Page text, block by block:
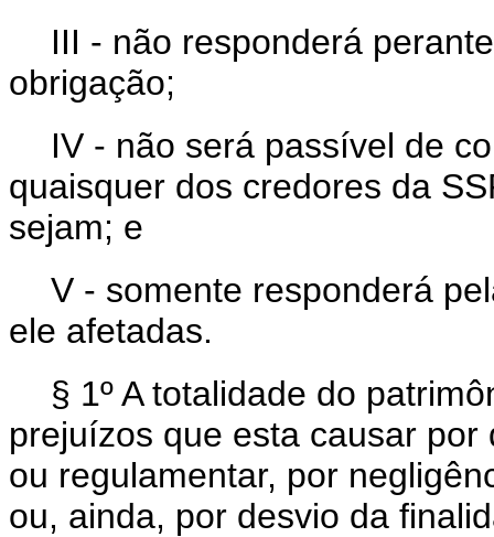
III - não responderá
obrigação;
IV - não será passível de
quaisquer dos credores da
sejam; e
V - somente responderá
ele afetadas.
§ 1º A totalidade do
prejuízos que esta causar
ou regulamentar, por
ou, ainda, por desvio da